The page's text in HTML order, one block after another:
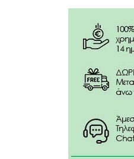
L-arginine,
cellulose, silicon,
Coating:
Χωρίς γλουτένη, μαγιά,
συντηρητικά, τεχνητές